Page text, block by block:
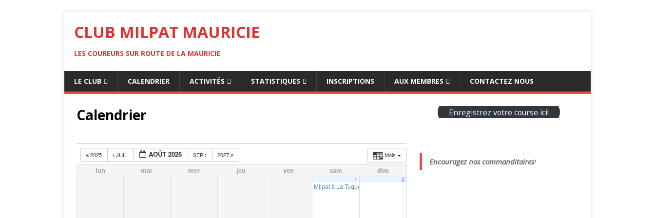
CLUB MILPAT MAURICIE
LES COUREURS SUR ROUTE DE LA MAURICIE
LE CLUB CALENDRIER ACTIVITÉS STATISTIQUES INSCRIPTIONS AUX MEMBRES CONTACTEZ NOUS
Calendrier
Mois
2025 JUIL AOÛT 2026 SEP 2027
lun mar mer jeu ven sam dim
1
Milpat à La Tuque (10km, 5km et 3km)
2
Enregistrez votre course ici!
Encouragez nos commanditaires!